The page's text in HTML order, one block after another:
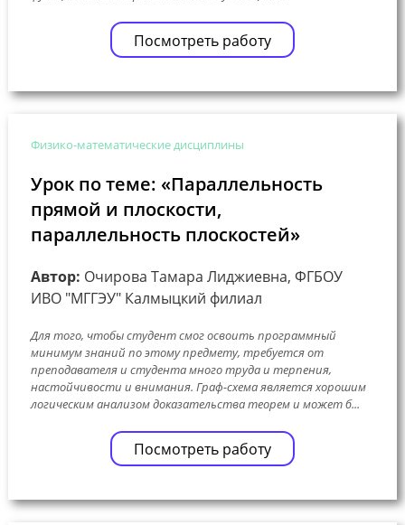
Посмотреть работу
Физико-математические дисциплины
Урок по теме: «Параллельность
прямой и плоскости,
параллельность плоскостей»
Автор: Очирова Тамара Лиджиевна, ФГБОУ
ИВО "МГГЭУ" Калмыцкий филиал
Для того, чтобы студент смог освоить программный
минимум знаний по этому предмету, требуется от
преподавателя и студента много труда и терпения,
настойчивости и внимания. Граф-схема является хорошим
логическим анализом доказательства теорем и может б...
Посмотреть работу